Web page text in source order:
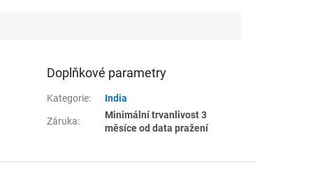
Doplňkové parametry
Kategorie: India
Záruka:
Minimální trvanlivost 3
měsíce od data pražení